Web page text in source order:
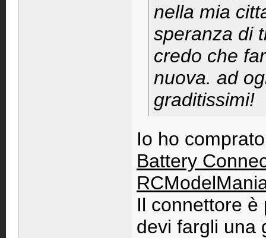
nella mia
speranza di
credo che
nuova. ad
graditissimi!
Io ho
Battery
Il connettore
devi fargli una